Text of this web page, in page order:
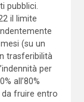
pubblici.
il limite
(su un
trasferibilità
per
all’80%
da fruire entro